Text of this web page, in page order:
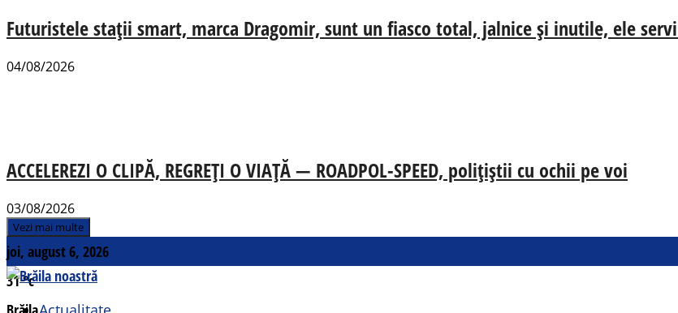
Futuristele stații smart, marca Dragomir, sunt un fiasco total, jalnice și inutile, ele
04/08/2026
ACCELEREZI O CLIPĂ, REGREȚI O VIAȚĂ — ROADPOL-SPEED, polițiștii cu ochii pe voi
03/08/2026
Vezi mai multe
joi, august 6, 2026
31°c